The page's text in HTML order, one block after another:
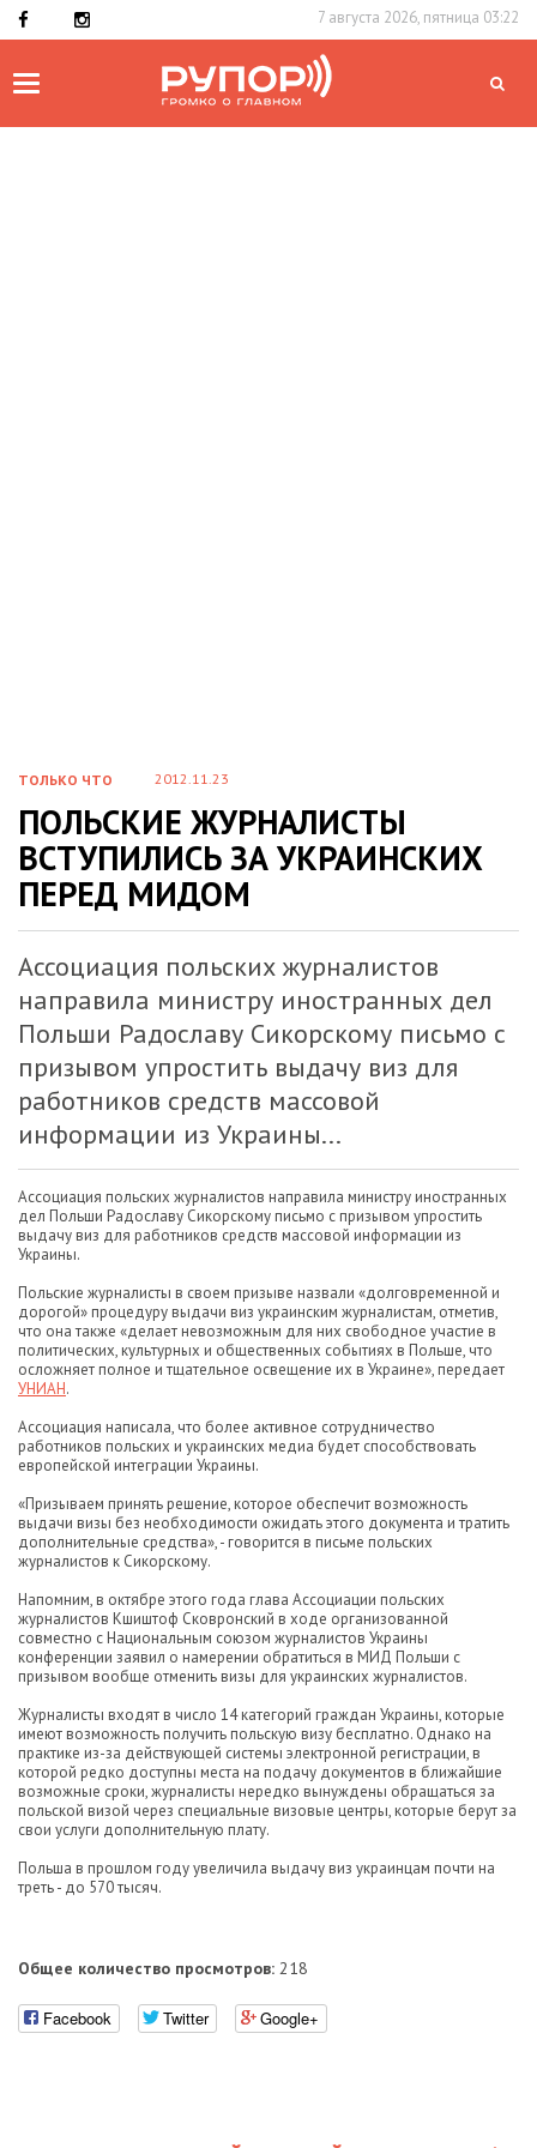
7 августа 2026, пятница 03:22
Toggle
ТОЛЬКО ЧТО 2012.11.23
ПОЛЬСКИЕ ЖУРНАЛИСТЫ
ВСТУПИЛИСЬ ЗА УКРАИНСКИХ
ПЕРЕД МИДОМ
Ассоциация польских журналистов
направила министру иностранных дел
Польши Радославу Сикорскому письмо с
призывом упростить выдачу виз для
работников средств массовой
информации из Украины...
Ассоциация польских журналистов направила министру иностранных
дел Польши Радославу Сикорскому письмо с призывом упростить
выдачу виз для работников средств массовой информации из
Украины.
Польские журналисты в своем призыве назвали «долговременной и
дорогой» процедуру выдачи виз украинским журналистам, отметив,
что она также «делает невозможным для них свободное участие в
политических, культурных и общественных событиях в Польше, что
осложняет полное и тщательное освещение их в Украине», передает
УНИАН.
Ассоциация написала, что более активное сотрудничество
работников польских и украинских медиа будет способствовать
европейской интеграции Украины.
«Призываем принять решение, которое обеспечит возможность
выдачи визы без необходимости ожидать этого документа и тратить
дополнительные средства», - говорится в письме польских
журналистов к Сикорскому.
Напомним, в октябре этого года глава Ассоциации польских
журналистов Кшиштоф Сковронский в ходе организованной
совместно с Национальным союзом журналистов Украины
конференции заявил о намерении обратиться в МИД Польши с
призывом вообще отменить визы для украинских журналистов.
Журналисты входят в число 14 категорий граждан Украины, которые
имеют возможность получить польскую визу бесплатно. Однако на
практике из-за действующей системы электронной регистрации, в
которой редко доступны места на подачу документов в ближайшие
возможные сроки, журналисты нередко вынуждены обращаться за
польской визой через специальные визовые центры, которые берут за
свои услуги дополнительную плату.
Польша в прошлом году увеличила выдачу виз украинцам почти на
треть - до 570 тысяч.
Общее количество просмотров: 218
Facebook Twitter Google+